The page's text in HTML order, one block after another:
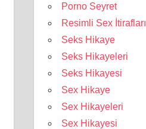
Porno Seyret
Resimli Sex İtirafları
Seks Hikaye
Seks Hikayeleri
Seks Hikayesi
Sex Hikaye
Sex Hikayeleri
Sex Hikayesi